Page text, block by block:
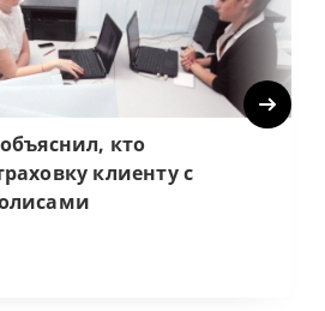
кто
клиенту с
Next